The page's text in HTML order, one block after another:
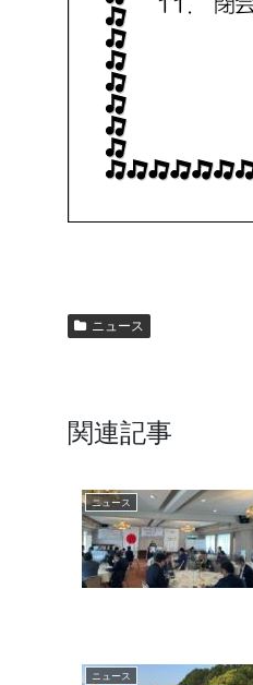
ニュース
関連記事
ニュース
ニュース